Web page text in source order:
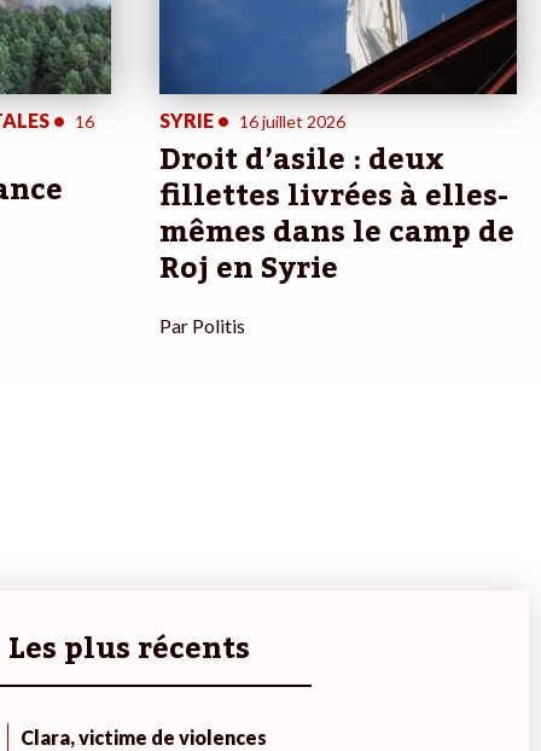
• 16
SYRIE • 16 juillet 2026
Droit d’asile : deux
fillettes livrées à elles-
mêmes dans le camp de
Roj en Syrie
Par Politis
Les plus récents
Clara, victime de violences